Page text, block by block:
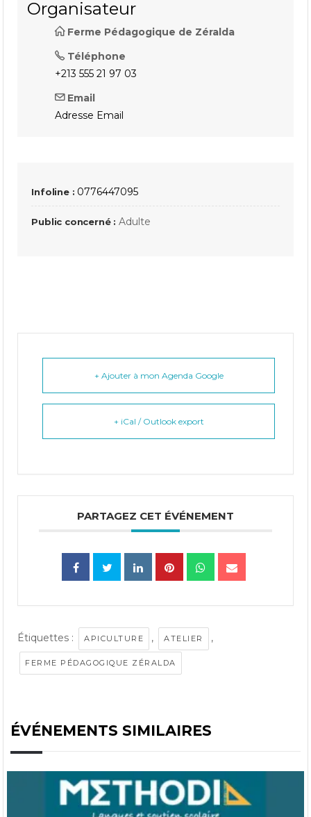
Organisateur
Ferme Pédagogique de Zéralda
Téléphone
+213 555 21 97 03
Email
Adresse Email
Infoline : 0776447095
Public concerné : Adulte
+ Ajouter à mon Agenda Google
+ iCal / Outlook export
PARTAGEZ CET ÉVÉNEMENT
Étiquettes : APICULTURE , ATELIER ,
FERME PÉDAGOGIQUE ZÉRALDA
ÉVÉNEMENTS SIMILAIRES